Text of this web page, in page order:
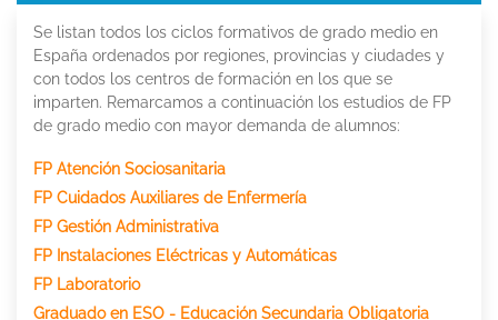
Se listan todos los ciclos formativos de grado medio en
España ordenados por regiones, provincias y ciudades y
con todos los centros de formación en los que se
imparten. Remarcamos a continuación los estudios de FP
de grado medio con mayor demanda de alumnos:
FP Atención Sociosanitaria
FP Cuidados Auxiliares de Enfermería
FP Gestión Administrativa
FP Instalaciones Eléctricas y Automáticas
FP Laboratorio
Graduado en ESO - Educación Secundaria Obligatoria